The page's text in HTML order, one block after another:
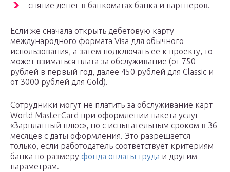
снятие денег в банкоматах банка и партнеров.
Если же сначала открыть дебетовую карту
международного формата Visа для обычного
использования, а затем подключать ее к проекту, то
может взиматься плата за обслуживание (от 750
рублей в первый год, далее 450 рублей для Classic и
от 3000 рублей для Gold).
Сотрудники могут не платить за обслуживание карт
World MasterCard при оформлении пакета услуг
«Зарплатный плюс», но с испытательным сроком в 36
месяцев с даты оформления. Это разрешается
только, если работодатель соответствует критериям
банка по размеру фонда оплаты труда и другим
параметрам.